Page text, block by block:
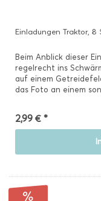
Einladungen Traktor, 8
Beim Anblick dieser
regelrecht ins
auf einem
das Foto an einem
2,99 € *